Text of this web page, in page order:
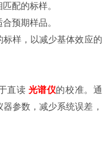
配的标样。
预期样品。
样，以减少基体效应的
直读 光谱仪的校准。通
参数，减少系统误差，